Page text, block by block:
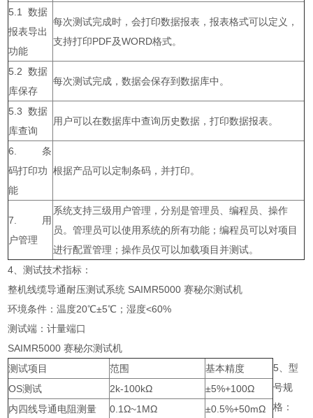
5.1 数据
报表导出
功能
每次测试完成时，会打印数据报表，报表格式可以定义，
支持打印PDF及WORD格式。
5.2 数据
库保存
每次测试完成，数据会保存到数据库中。
5.3 数据
库查询
用户可以在数据库中查询历史数据，打印数据报表。
6. 条
码打印功
能
根据产品可以定制条码，并打印。
7. 用
户管理
系统支持三级用户管理，分别是管理员、编程员、操作
员。管理员可以使用系统的所有功能；编程员可以对项目
进行配置管理；操作员仅可以加载项目并测试。
4、测试技术指标：
整机线缆导通耐压测试系统 SAIMR5000 赛秘尔测试机
环境条件：温度20℃±5℃；湿度<60%
测试端：计量端口
SAIMR5000 赛秘尔测试机
测试项目
范围
基本精度
OS测试
2k-100kΩ
±5%+100Ω
内四线导通电阻测量
0.1Ω~1MΩ
±0.5%+50mΩ
5、型
号规
格：